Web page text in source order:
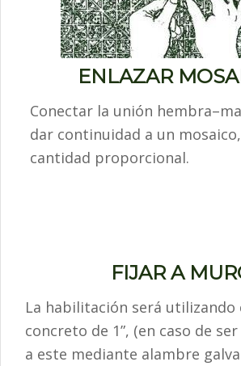
ENLAZAR
Conectar la unión
dar continuidad a un
cantidad proporcional.
FIJAR A
La habilitación será utilizando
concreto de 1”, (en caso de
a este mediante alambre